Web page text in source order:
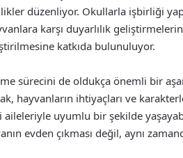
düzenliyor. Okullarla işbirliği
karşı duyarlılık
katkıda bulunuluyor.
sürecini de oldukça önemli bir
hayvanların ihtiyaçları ve
aileleriyle uyumlu bir şekilde
evden çıkması değil, aynı